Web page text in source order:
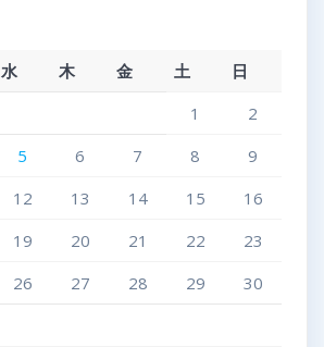
水 木 金 土
日
1
2
5 6 7 8
9
12 13 14 15
16
19 20 21 22
23
26 27 28 29
30